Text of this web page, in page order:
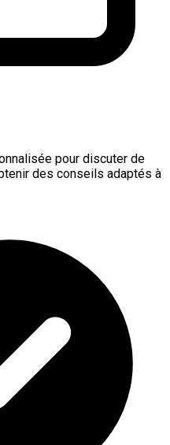
pour discuter de
des conseils adaptés à